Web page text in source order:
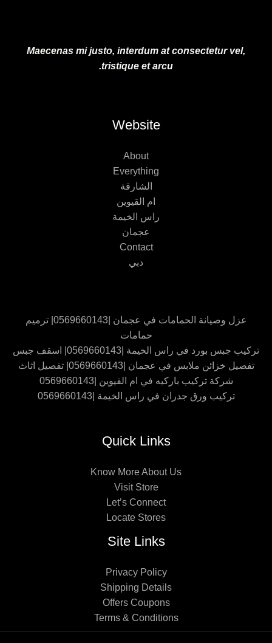
Maecenas mi justo, interdum at consectetur vel,
tristique et arcu.
Website
About
Everything
الشارقة
ام القيوين
راس الخيمة
عجمان
Contact
دبي
عزل وصيانة الحمامات في عجمان |0569660143| ترميم
حمامات
تركيب جبس بورد في راس الخيمة |0569660143| اسقف جبس
تفصيل خزائن ملابس في عجمان |0569660143| تفصيل اثاث
شركة تركيب باركيه في ام القيوين |0569660143
تركيب ورق جدران في راس الخيمة |0569660143
Quick Links
Know More About Us
Visit Store
Let’s Connect
Locate Stores
Site Links
Privacy Policy
Shipping Details
Offers Coupons
Terms & Conditions